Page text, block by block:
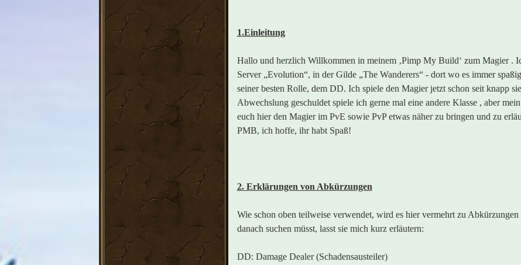
1.Einleitung
Hallo und herzlich Willkommen in meinem ‚Pimp My Build‘ zum Magier .
Server „Evolution“, in der Gilde „The Wanderers“ - dort wo es immer
seiner besten Rolle, dem DD. Ich spiele den Magier jetzt schon seit knapp
Abwechslung geschuldet spiele ich gerne mal eine andere Klasse , aber
euch hier den Magier im PvE sowie PvP etwas näher zu bringen und zu
PMB, ich hoffe, ihr habt Spaß!
2. Erklärungen von Abkürzungen
Wie schon oben teilweise verwendet, wird es hier vermehrt zu
danach suchen müsst, lasst sie mich kurz erläutern:
DD: Damage Dealer (Schadensausteiler)